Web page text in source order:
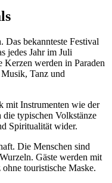
Das bekannteste Festival
jedes Jahr im Juli
Kerzen werden in Paraden
Tanz und
mit Instrumenten wie der
typischen Volkstänze
Spiritualität wider.
Die Menschen sind
Gäste werden mit
touristische Maske.